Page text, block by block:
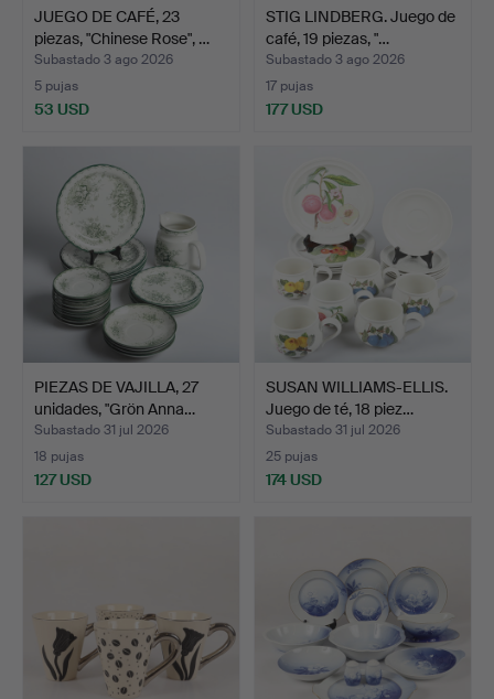
JUEGO DE CAFÉ, 23
piezas, "Chinese Rose", …
Subastado 3 ago 2026
5 pujas
53 USD
STIG LINDBERG. Juego de
café, 19 piezas, "…
Subastado 3 ago 2026
17 pujas
177 USD
PIEZAS DE VAJILLA, 27
unidades, "Grön Anna…
Subastado 31 jul 2026
18 pujas
127 USD
SUSAN WILLIAMS-ELLIS.
Juego de té, 18 piez…
Subastado 31 jul 2026
25 pujas
174 USD